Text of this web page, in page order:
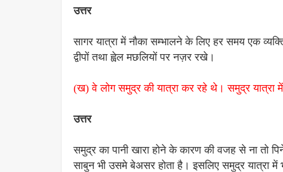
उत्तर
सागर यात्रा में नौका सम्भालने के लिए हर समय एक
द्वीपों तथा ह्वेल मछलियों पर नज़र रखे।
(ख) वे लोग समुद्र की यात्रा कर रहे थे। समुद्र यात्रा में
उत्तर
समुद्र का पानी खारा होने के कारण की वजह से ना तो
साबुन भी उसमे बेअसर होता है। इसलिए समुद्र यात्रा में